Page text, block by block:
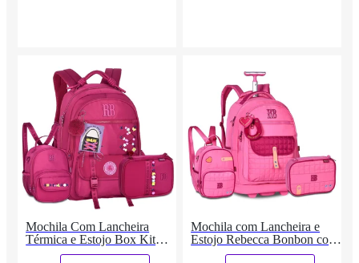
Mochila Com Lancheira
Térmica e Estojo Box Kit
Escolar Feminino
Mochila com Lancheira e
Estojo Rebecca Bonbon com
chaveiros